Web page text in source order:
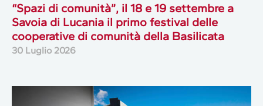
“Spazi di comunità”, il 18 e 19 settembre a
Savoia di Lucania il primo festival delle
cooperative di comunità della Basilicata
30 Luglio 2026